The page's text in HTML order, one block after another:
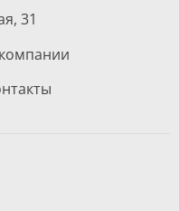
31